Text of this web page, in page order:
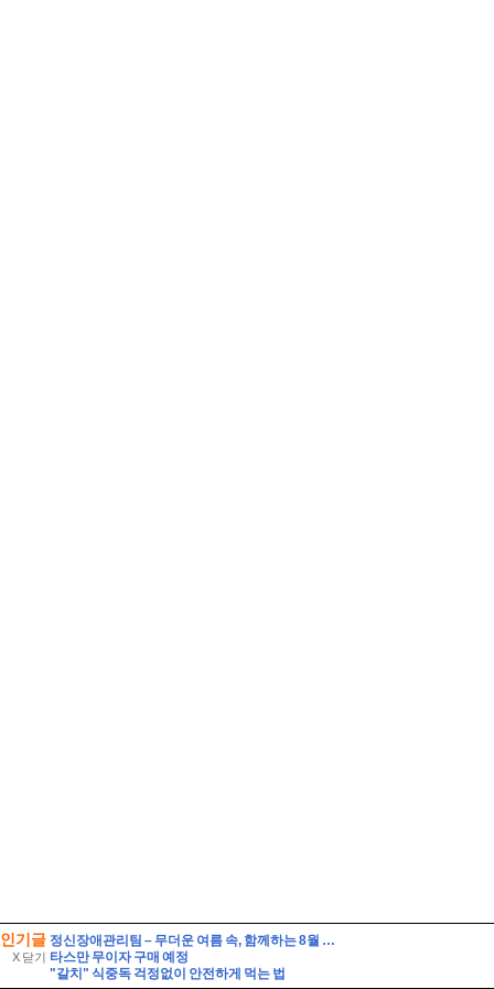
인기글
X 닫기
정신장애관리팀 – 무더운 여름 속, 함께하는 8월 이야기
타스만 무이자 구매 예정
"갈치" 식중독 걱정없이 안전하게 먹는 법